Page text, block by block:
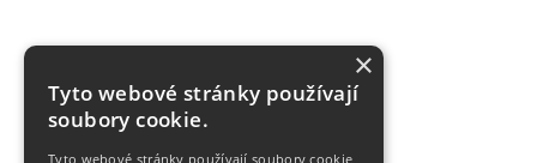
×
Tyto webové stránky používají
soubory cookie.
Tyto webové stránky používají soubory cookie